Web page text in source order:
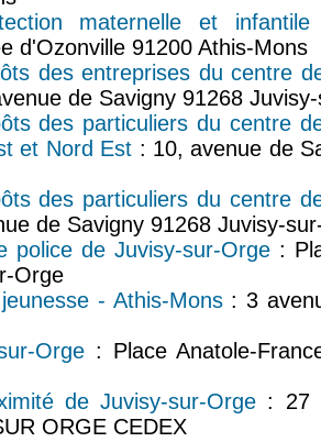
maternelle et
d'Ozonville 91200 Athis-Mons
des entreprises du centre
de Savigny 91268
des particuliers du centre
et Nord Est : 10, avenue de
des particuliers du centre
de Savigny 91268 Juvisy-
police de Juvisy-sur-Orge :
Orge
- Athis-Mons: 3
Orge : Place Anatole-
de Juvisy-sur-Orge : 27
ORGE CEDEX